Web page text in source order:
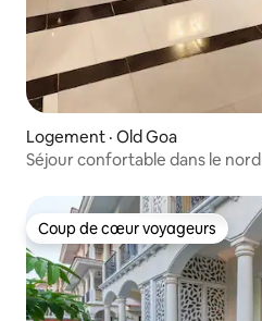
Logement · Old Goa
Séjour confortable dans le
Coup de cœur voyageurs
Coup de cœur voyageurs